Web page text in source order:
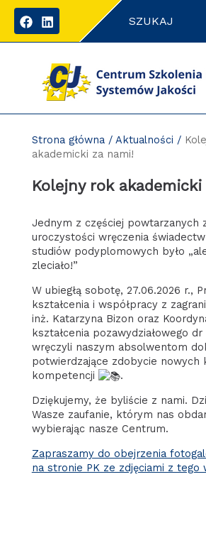
Przejdź
zawartości
SZUKAJ
Strona główna/ Aktualności /
akademicki za nami!
Kolejny rok akademicki
Jednym z częściej powtarzanych
uroczystości wręczenia
studiów podyplomowych było
zleciało!”
W ubiegłą sobotę, 27.06.2026 r.,
kształcenia i współpracy z
inż. Katarzyna Bizon oraz
kształcenia pozawydziałowego
wręczyli naszym absolwentom
potwierdzające zdobycie nowych
kompetencji
.
Dziękujemy, że byliście z nami.
Wasze zaufanie, którym nas
wybierając nasze Centrum.
Zapraszamy do obejrzenia
na stronie PK ze zdjęciami z tego